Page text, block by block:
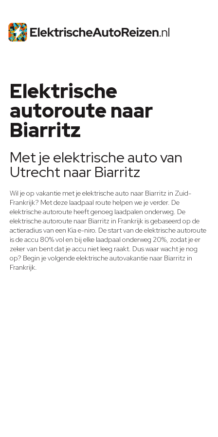
Elektrische
autoroute naar
Biarritz
Met je elektrische auto van
Utrecht naar Biarritz
Wil je op vakantie met je elektrische auto naar Biarritz in Zuid-
Frankrijk? Met deze laadpaal route helpen we je verder. De
elektrische autoroute heeft genoeg laadpalen onderweg. De
elektrische autoroute naar Biarritz in Frankrijk is gebaseerd op de
actieradius van een Kia e-niro. De start van de elektrische autoroute
is de accu 80% vol en bij elke laadpaal onderweg 20%, zodat je er
zeker van bent dat je accu niet leeg raakt. Dus waar wacht je nog
op? Begin je volgende elektrische autovakantie naar Biarritz in
Frankrijk.